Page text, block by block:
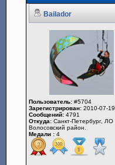
Bailador
Пользователь: #5704
Зарегистрирован: 2010-07-19
Сообщений: 4791
Откуда: Санкт-Петербург, ЛО
Волосовский район.
Медали : 4